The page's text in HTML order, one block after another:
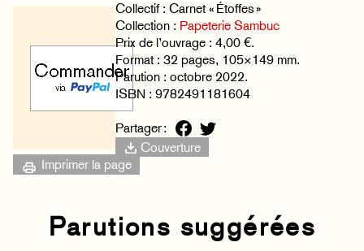
Collectif : Carnet « Étoffes »
Collection : Papeterie Sambuc
Prix de l’ouvrage : 4,00 €.
Format : 32 pages, 105×149 mm.
Parution : octobre 2022.
ISBN : 9782491181604
Partager :
Couverture
Imprimer la page
Parutions suggérées